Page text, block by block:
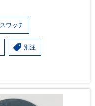
スワッチ
別注